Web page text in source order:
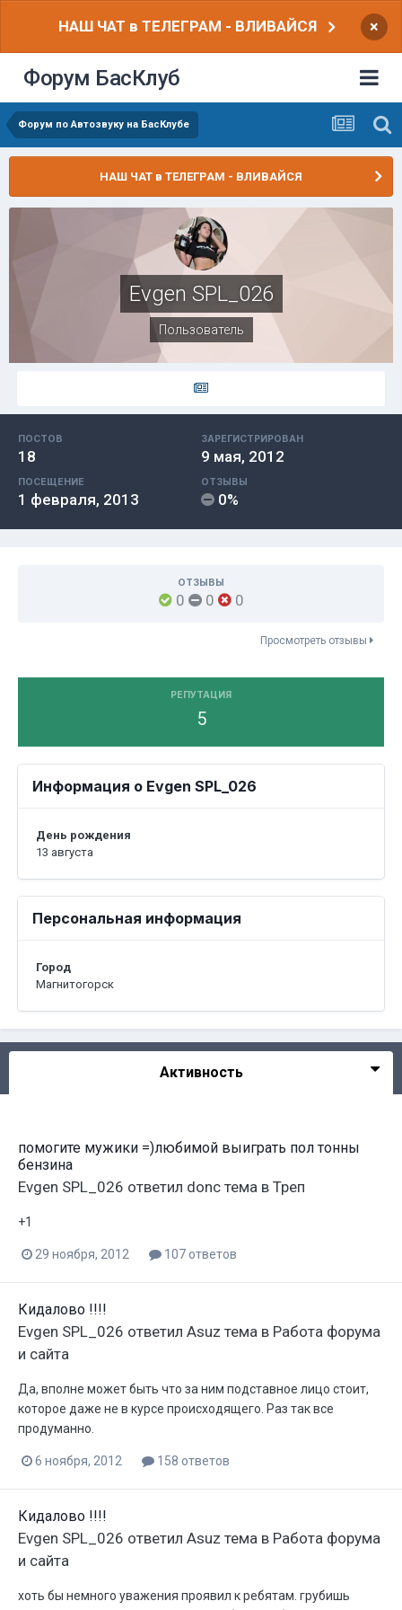
НАШ ЧАТ в ТЕЛЕГРАМ - ВЛИВАЙСЯ ×
Форум БасКлуб
Форум по Автозвуку на БасКлубе
НАШ ЧАТ в ТЕЛЕГРАМ - ВЛИВАЙСЯ
Evgen SPL_026
Пользователь
ПОСТОВ
18
ЗАРЕГИСТРИРОВАН
9 мая, 2012
ПОСЕЩЕНИЕ
1 февраля, 2013
ОТЗЫВЫ
0%
ОТЗЫВЫ
0 0 0
Просмотреть отзывы
РЕПУТАЦИЯ
5
Информация о Evgen SPL_026
День рождения
13 августа
Персональная информация
Город
Магнитогорск
Активность
помогите мужики =)любимой выиграть пол тонны
бензина
Evgen SPL_026 ответил donc тема в Треп
+1
29 ноября, 2012 107 ответов
Кидалово !!!!
Evgen SPL_026 ответил Asuz тема в Работа форума
и сайта
Да, вполне может быть что за ним подставное лицо стоит,
которое даже не в курсе происходящего. Раз так все
продуманно.
6 ноября, 2012 158 ответов
Кидалово !!!!
Evgen SPL_026 ответил Asuz тема в Работа форума
и сайта
хоть бы немного уважения проявил к ребятам. грубишь